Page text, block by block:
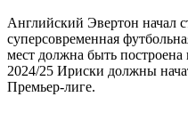
Английский Эвертон начал
суперсовременная
мест должна быть построена
2024/25 Ириски должны
Премьер-лиге.